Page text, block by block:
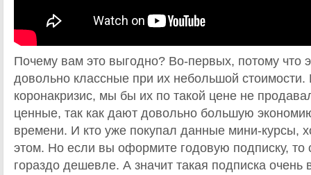
Почему вам это выгодно? Во-первых, потому что
довольно классные при их небольшой
коронакризис, мы бы их по такой цене не
ценные, так как дают довольно большую
времени. И кто уже покупал данные мини-курсы,
этом. Но если вы оформите годовую подписку, то
гораздо дешевле. А значит такая подписка очень